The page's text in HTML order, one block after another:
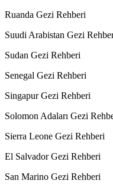
Ruanda Gezi Rehberi
Suudi Arabistan Gezi
Sudan Gezi Rehberi
Senegal Gezi Rehberi
Singapur Gezi Rehberi
Solomon Adaları Gezi
Sierra Leone Gezi Rehberi
El Salvador Gezi Rehberi
San Marino Gezi Rehberi